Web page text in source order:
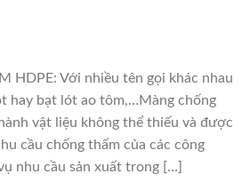
HDPE: Với nhiều tên gọi khác nhau
hay bạt lót ao tôm,…Màng chống
vật liệu không thể thiếu và được
cầu chống thấm của các công
nhu cầu sản xuất trong […]